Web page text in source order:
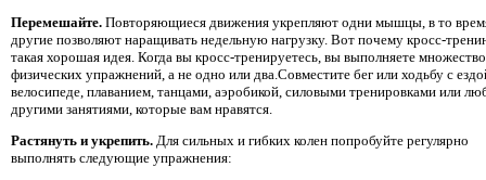
Перемешайте. Повторяющиеся движения укрепляют одни мышцы, в то
другие позволяют наращивать недельную нагрузку. Вот почему кросс-
такая хорошая идея. Когда вы кросс-тренируетесь, вы выполняете множество
физических упражнений, а не одно или два.Совместите бег или ходьбу с
велосипеде, плаванием, танцами, аэробикой, силовыми тренировками или
другими занятиями, которые вам нравятся.
Растянуть и укрепить. Для сильных и гибких колен попробуйте регулярно
выполнять следующие упражнения: